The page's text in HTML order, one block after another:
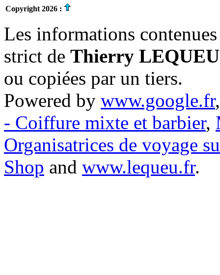
Copyright 2026 :
Les informations
strict de Thierry LEQUEU
ou copiées par un tiers.
Powered by www.google.fr
- Coiffure mixte et barbier,
Organisatrices de voyage
Shop and www.lequeu.fr.